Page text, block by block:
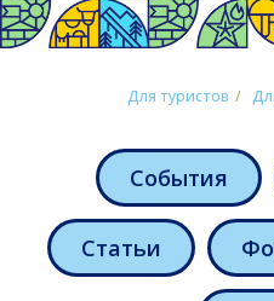
Для туристов /
События
Статьи